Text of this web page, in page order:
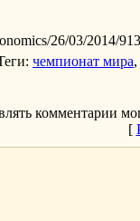
26/03/2014/
: чемпионат мира,
комментарии
[